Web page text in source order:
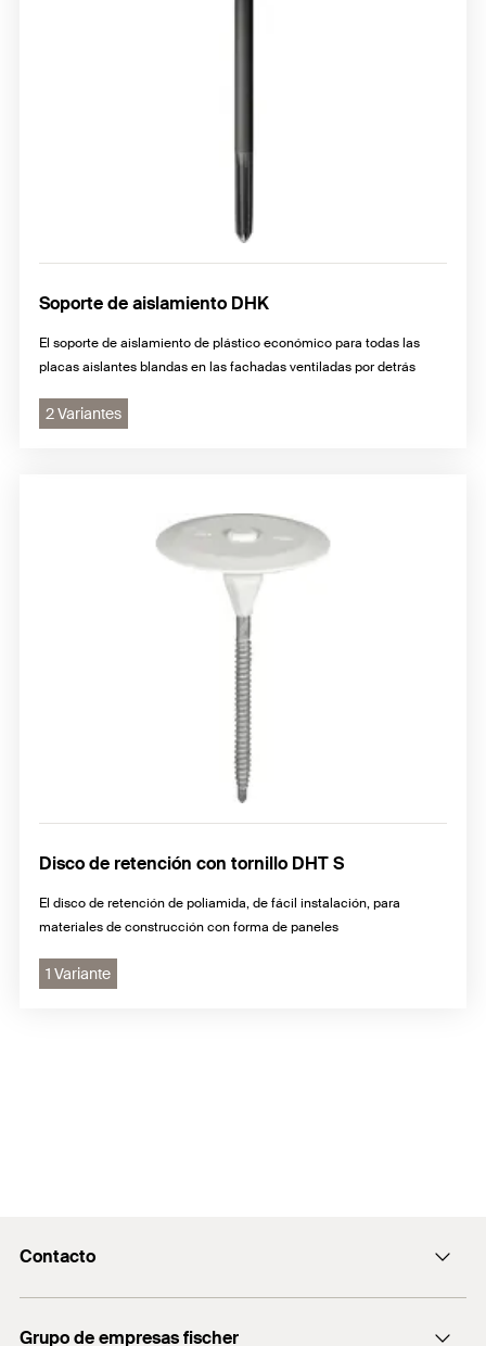
Soporte de aislamiento DHK
El soporte de aislamiento de plástico económico para todas las
placas aislantes blandas en las fachadas ventiladas por detrás
2 Variantes
Disco de retención con tornillo DHT S
El disco de retención de poliamida, de fácil instalación, para
materiales de construcción con forma de paneles
1 Variante
Contacto
Grupo de empresas fischer